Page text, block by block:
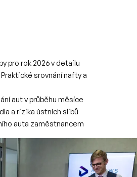
pro rok 2026 v detailu
srovnání nafty a
aut v průběhu měsíce
a rizika ústních slibů
auta zaměstnancem